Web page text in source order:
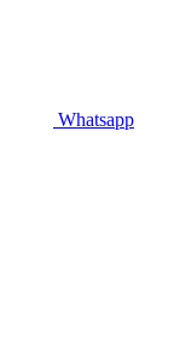
Whatsapp